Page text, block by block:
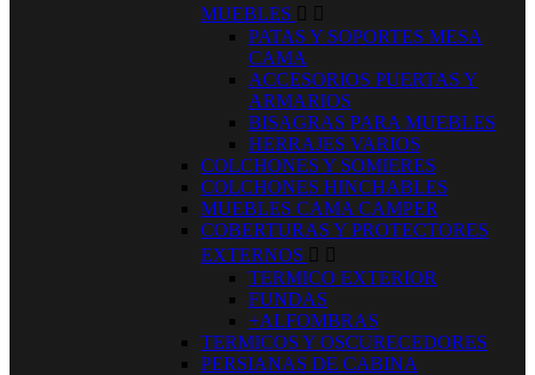
MUEBLES  
PATAS Y SOPORTES MESA
CAMA
ACCESORIOS PUERTAS Y
ARMARIOS
BISAGRAS PARA MUEBLES
HERRAJES VARIOS
COLCHONES Y SOMIERES
COLCHONES HINCHABLES
MUEBLES CAMA CAMPER
COBERTURAS Y PROTECTORES
EXTERNOS  
TERMICO EXTERIOR
FUNDAS
+ALFOMBRAS
TERMICOS Y OSCURECEDORES
PERSIANAS DE CABINA